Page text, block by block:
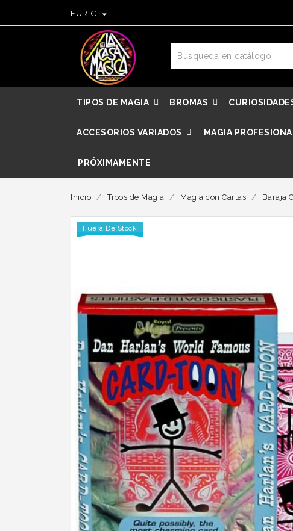
EUR € 
TIPOS DE MAGIA BROMAS
ACCESORIOS VARIADOS MAGIA
PRÓXIMAMENTE
Inicio Tipos de Magia Magia con Cartas Baraja
Fuera De Stock